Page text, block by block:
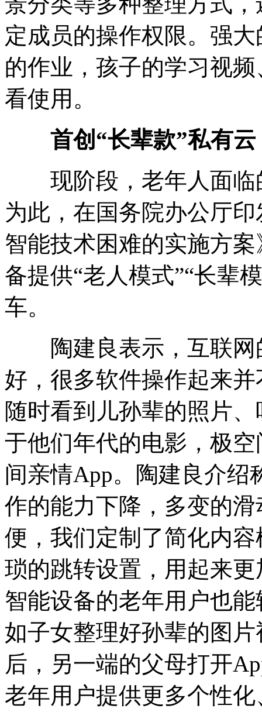
定成员的操作权限。强
的作业，孩子的学习视
看使用。
首创“长辈款”私有云
现阶段，老年人面临
为此，在国务院办公厅
智能技术困难的实施方
备提供“老人模式”“长辈
车。
陶建良表示，互联网
好，很多软件操作起来
随时看到儿孙辈的照片
于他们年代的电影，极
间亲情App。陶建良介绍
作的能力下降，多变的
便，我们定制了简化内
琐的跳转设置，用起来
智能设备的老年用户也
如子女整理好孙辈的图
后，另一端的父母打开
老年用户提供更多个性